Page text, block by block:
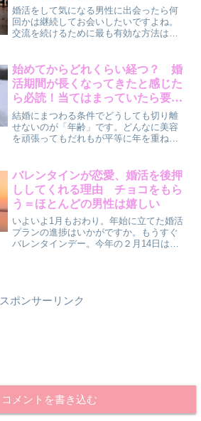
婚活をして気になる男性に出会ったら何
回かは継続してお会いしたいですよね。
交流を続けるために最も有効な方法は
ったのにいつもお断りされてしまう、自
然消滅してしまう、と悩んで...
始めてからどれくらい経つ？ 婚
活期間が長くなってきたと感じた
ら必読！当てはまっていたら要注
意！
結婚にまつわる条件でどうしても切り離
せないのが「年齢」です。どんなに美容
を頑張ってもだれもが平等に年を重ねて
ます。アラサーとなれば「時間とのバラ
ンス」も考慮しながら動き...
バレンタインが恋愛、婚活を後押
ししてくれる理由 チョコをもら
う＝ほとんどの男性は嬉しい
いよいよ1月もおわり。年始に立てた婚活
プランの進捗はいかがですか。もうすぐ
バレンタインデー。今年の２月14日は金
スポンサーリンク
コメントを書き込む